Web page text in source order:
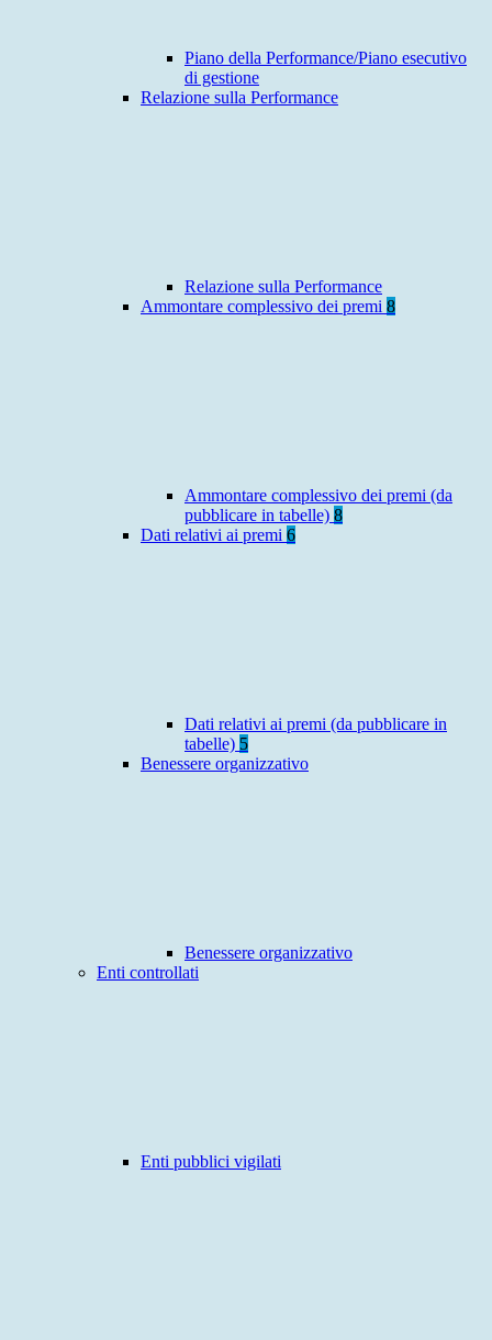
Piano della Performance/Piano esecutivo
di gestione
Relazione sulla Performance
Relazione sulla Performance
Ammontare complessivo dei premi 8
Ammontare complessivo dei premi (da
pubblicare in tabelle) 8
Dati relativi ai premi 6
Dati relativi ai premi (da pubblicare in
tabelle) 5
Benessere organizzativo
Benessere organizzativo
Enti controllati
Enti pubblici vigilati